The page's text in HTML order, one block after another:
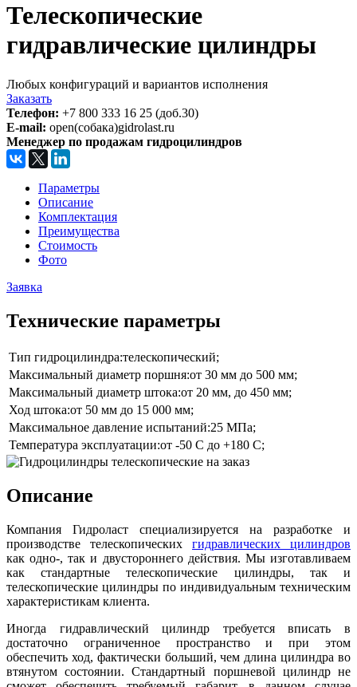
Телескопические
гидравлические цилиндры
Любых конфигураций и вариантов исполнения
Заказать
Телефон: +7 800 333 16 25 (доб.30)
E-mail: open(собака)gidrolast.ru
Менеджер по продажам гидроцилиндров
Параметры
Описание
Комплектация
Преимущества
Стоимость
Фото
Заявка
Технические параметры
Тип гидроцилиндра:телескопический;
Максимальный диаметр поршня:от 30 мм до 500 мм;
Максимальный диаметр штока:от 20 мм, до 450 мм;
Ход штока:от 50 мм до 15 000 мм;
Максимальное давление испытаний:25 МПа;
Температура эксплуатации:от -50 С до +180 С;
Описание
Компания Гидроласт специализируется на разработке и
производстве телескопических гидравлических цилиндров
как одно-, так и двустороннего действия. Мы изготавливаем
как стандартные телескопические цилиндры, так и
телескопические цилиндры по индивидуальным техническим
характеристикам клиента.
Иногда гидравлический цилиндр требуется вписать в
достаточно ограниченное пространство и при этом
обеспечить ход, фактически больший, чем длина цилиндра во
втянутом состоянии. Стандартный поршневой цилиндр не